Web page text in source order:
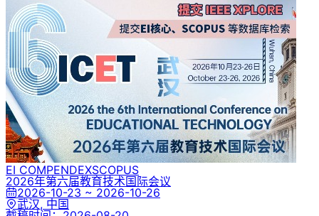
EI COMPENDEXSCOPUS
2026年第六届教育技术国际会议
2026-10-23 ~ 2026-10-26
武汉, 中国